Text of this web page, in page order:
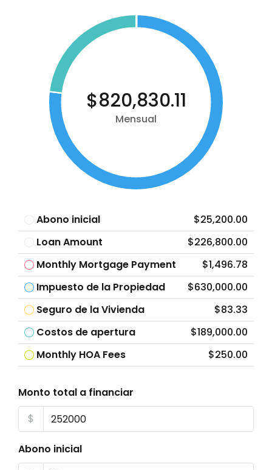
$820,830.11
Mensual
Abono inicial
$25,200.00
Loan Amount
$226,800.00
Monthly Mortgage Payment
$1,496.78
Impuesto de la Propiedad
$630,000.00
Seguro de la Vivienda
$83.33
Costos de apertura
$189,000.00
Monthly HOA Fees
$250.00
Monto total a financiar
$
Abono inicial